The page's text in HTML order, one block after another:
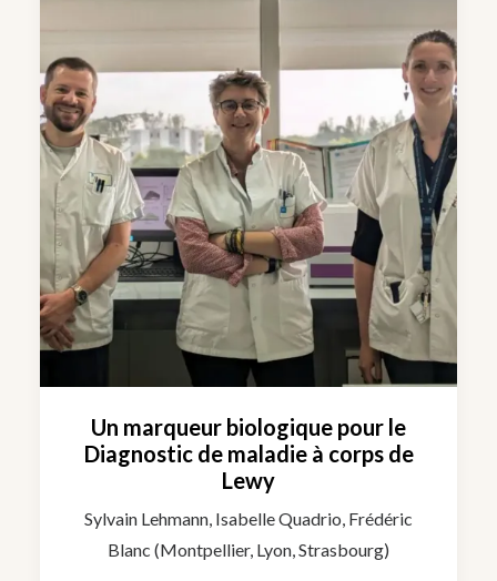
Un marqueur biologique pour le
Diagnostic de maladie à corps de
Lewy
Sylvain Lehmann, Isabelle Quadrio, Frédéric
Blanc (Montpellier, Lyon, Strasbourg)